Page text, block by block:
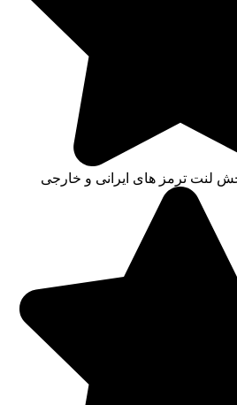
لنت ترمز های ایرانی و خارجی